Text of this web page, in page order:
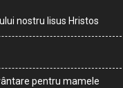
nostru Iisus Hristos
pentru mamele